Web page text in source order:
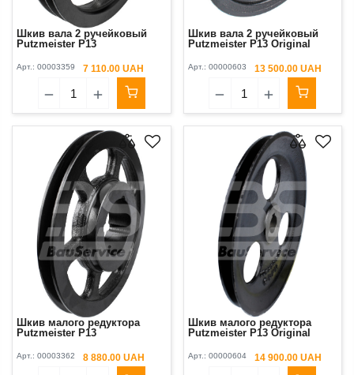
Шкив вала 2 ручейковый
Putzmeister P13
Арт.: 00003359 7 110.00 UAH
Шкив вала 2 ручейковый
Putzmeister P13 Original
Арт.: 00000603 13 500.00 UAH
Шкив малого редуктора
Putzmeister P13
Арт.: 00003362 8 880.00 UAH
Шкив малого редуктора
Putzmeister P13 Original
Арт.: 00000604 14 900.00 UAH